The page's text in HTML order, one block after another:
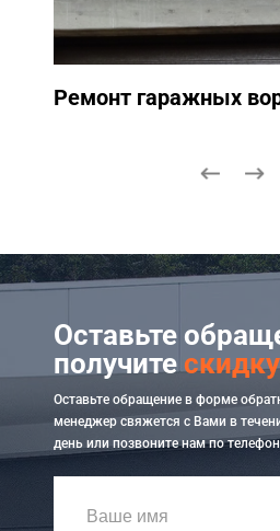
Ремонт гаражных
Оставьте
получите
Оставьте обращение в форме
менеджер свяжется с Вами в
день или позвоните нам по